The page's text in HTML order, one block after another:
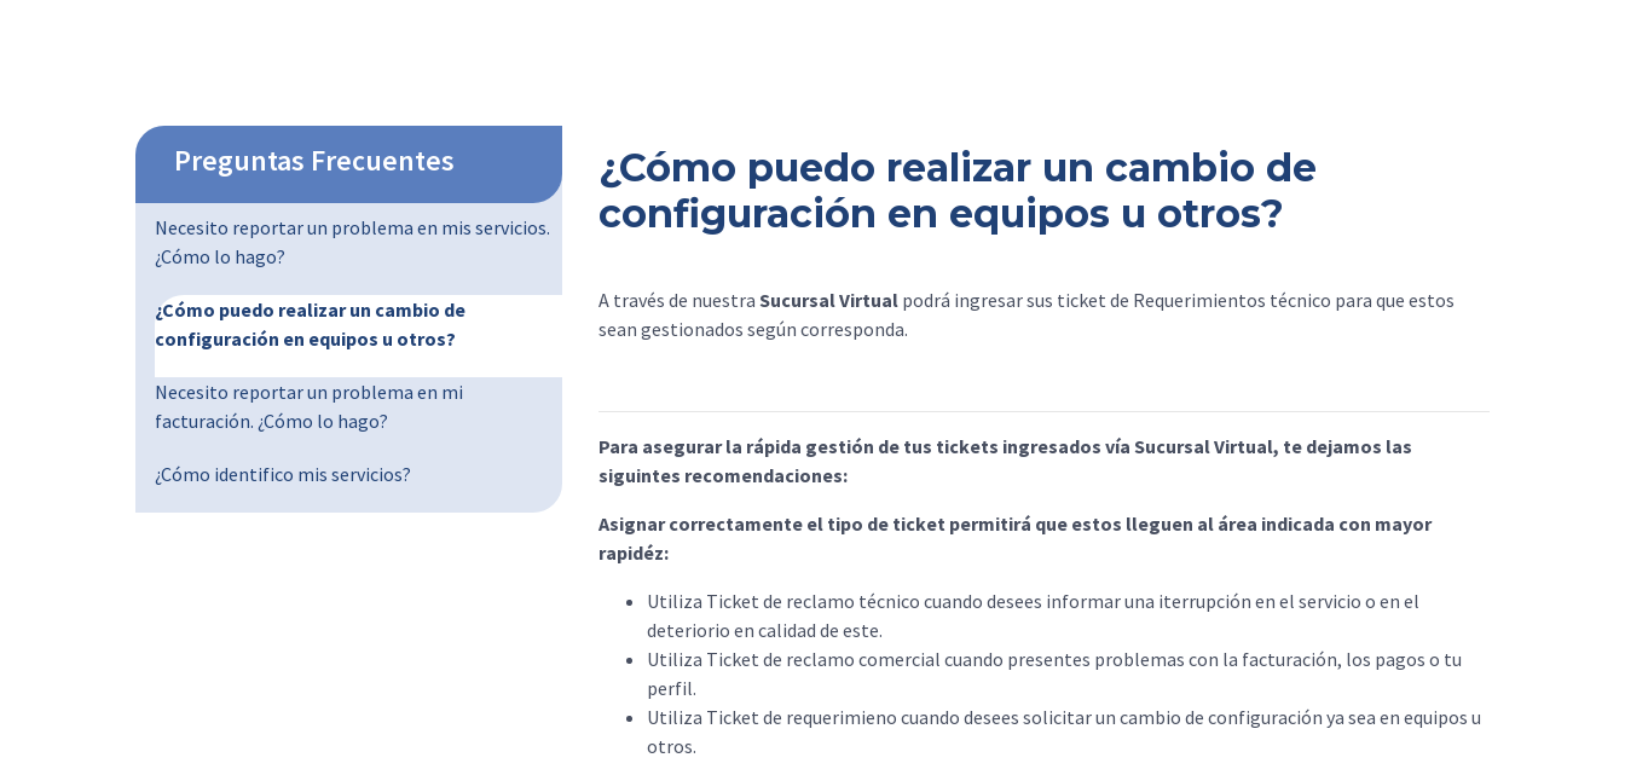
Preguntas Frecuentes
Necesito reportar un problema en mis servicios.
¿Cómo lo hago?
¿Cómo puedo realizar un cambio de
configuración en equipos u otros?
Necesito reportar un problema en mi
facturación. ¿Cómo lo hago?
¿Cómo identifico mis servicios?
¿Cómo puedo realizar un cambio de
configuración en equipos u otros?
A través de nuestraSucursal Virtual podrá ingresar sus ticket de Requerimientos técnico para que estos
sean gestionados según corresponda.
Para asegurar la rápida gestión de tus tickets ingresados vía Sucursal Virtual, te dejamos las
siguintes recomendaciones:
Asignar correctamente el tipo de ticket permitirá que estos lleguen al área indicada con mayor
rapidéz:
Utiliza Ticket de reclamo técnico cuando desees informar una iterrupción en el servicio o en el
deteriorio en calidad de este.
Utiliza Ticket de reclamo comercial cuando presentes problemas con la facturación, los pagos o tu
perfil.
Utiliza Ticket de requerimieno cuando desees solicitar un cambio de configuración ya sea en equipos u
otros.